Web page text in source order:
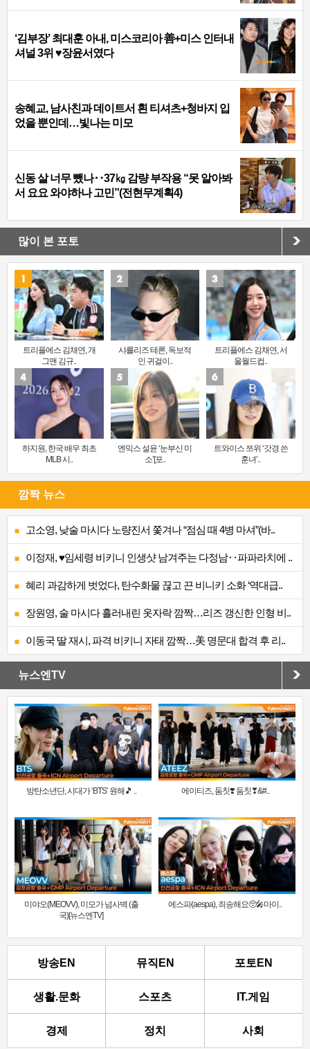
‘김부장’ 최대훈 아내, 미스코리아 善+미스 인터내
셔널 3위 ♥장윤서였다
송혜교, 남사친과 데이트서 흰 티셔츠+청바지 입
었을 뿐인데…빛나는 미모
신동 살 너무 뺐나‥37㎏ 감량 부작용 “못 알아봐
서 요요 와야하나 고민”(전현무계획4)
많이 본 포토
트리플에스 김채연, 개
그맨 김규..
샤를리즈 테론, 독보적
인 귀걸이..
트리플에스 김채연, 서
울월드컵..
하지원, 한국 배우 최초
MLB 시..
엔믹스 설윤 ‘눈부신 미
소’[포..
트와이스 쯔위 ‘갓경 쓴
훈녀’..
깜짝 뉴스
고소영, 낮술 마시다 노량진서 쫓겨나 “점심 때 4병 마셔”(바..
이정재, ♥임세령 비키니 인생샷 남겨주는 다정남‥파파라치에 ..
혜리 과감하게 벗었다, 탄수화물 끊고 끈 비니키 소화 ‘역대급..
장원영, 술 마시다 흘러내린 옷자락 깜짝…리즈 갱신한 인형 비..
이동국 딸 재시, 파격 비키니 자태 깜짝…美 명문대 합격 후 리..
뉴스엔TV
방탄소년단, 시대가 ‘BTS’ 원해🎵 .. 에이티즈, 둠칫❣️ 둠칫❣&#..
미야오(MEOVV), 미모가 넘사벽 (출
국)[뉴스엔TV]
에스파(aespa), 죄송해요🥺🎤마이..
방송EN 뮤직EN 포토EN
생활.문화 스포츠 IT.게임
경제 정치 사회